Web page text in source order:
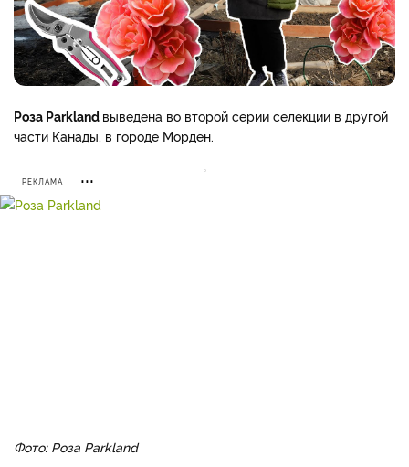
Роза Parkland выведена во второй серии селекции в другой
части Канады, в городе Морден.
РЕКЛАМА
Фото: Роза Parkland